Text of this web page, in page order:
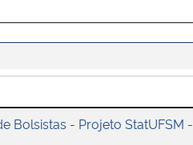
Bolsistas - Projeto StatUFSM -